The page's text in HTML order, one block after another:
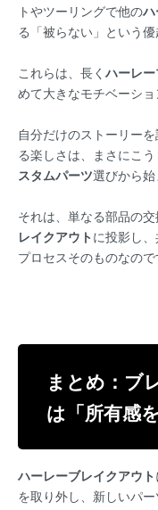
トやツーリングで他の
る「被らない」という優
これらは、長く ハーレ
めて大きなモチベーショ
自分だけのストーリー
る楽しさは、まさにこ
スタムパーツ選びから始
それは、単なる部品の
レイクアウト に投影し
プロセスそのものなので
まとめ：ブ
は「所有感
ハーレーブレイクアウト
を取り外し、新しいパ